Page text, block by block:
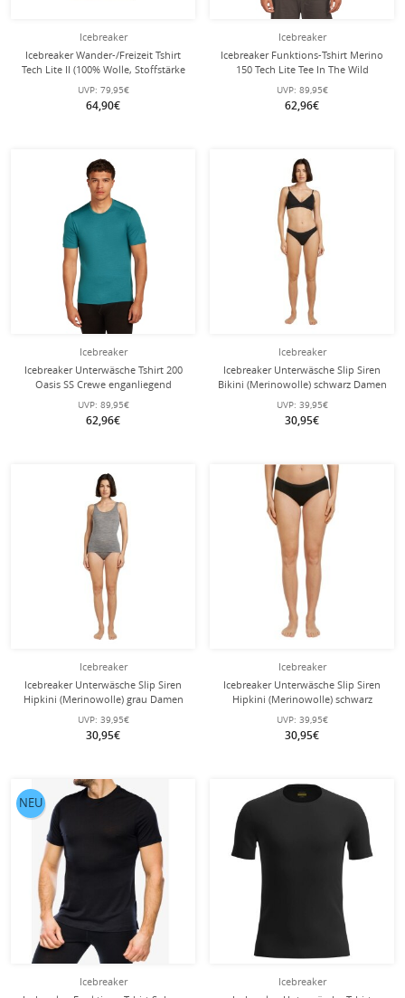
Icebreaker
Icebreaker Wander-/Freizeit Tshirt
Tech Lite II (100% Wolle, Stoffstärke
150 Ultralight) hellblau Herren
UVP: 79,95€
64,90€
Icebreaker
Icebreaker Funktions-Tshirt Merino
150 Tech Lite Tee In The Wild
(Merinowolle) 2025 javabraun
Herren
UVP: 89,95€
62,96€
Icebreaker
Icebreaker Unterwäsche Tshirt 200
Oasis SS Crewe enganliegend
(Merinowolle) topazblau Herren
UVP: 89,95€
62,96€
Icebreaker
Icebreaker Unterwäsche Slip Siren
Bikini (Merinowolle) schwarz Damen
UVP: 39,95€
30,95€
Icebreaker
Icebreaker Unterwäsche Slip Siren
Hipkini (Merinowolle) grau Damen
UVP: 39,95€
30,95€
Icebreaker
Icebreaker Unterwäsche Slip Siren
Hipkini (Merinowolle) schwarz
Damen
UVP: 39,95€
30,95€
Icebreaker
NEU
Icebreaker